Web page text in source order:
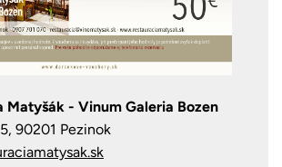
Matyšák - Vinum Galeria Bozen
90201 Pezinok